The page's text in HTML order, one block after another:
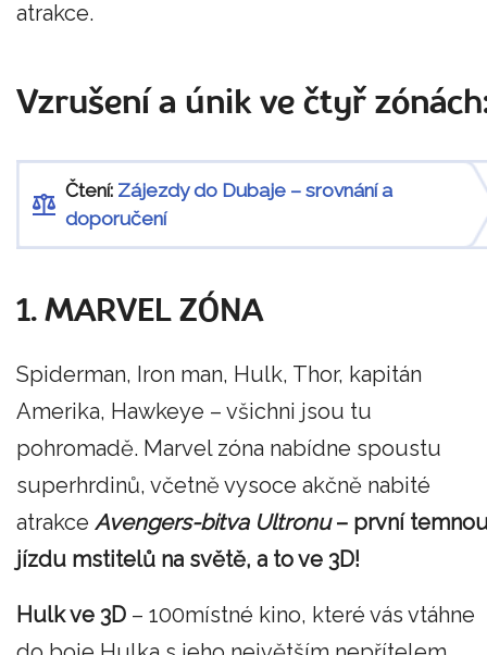
atrakce.
Vzrušení a únik ve čtyř
Čtení: Zájezdy do Dubaje – srovnání a
doporučení
1. MARVEL ZÓNA
Spiderman, Iron man, Hulk, Thor, kapitán
Amerika, Hawkeye – všichni jsou tu
pohromadě. Marvel zóna nabídne spoustu
superhrdinů, včetně vysoce akčně nabité
atrakce Avengers-bitva Ultronu– první
jízdu mstitelů na světě, a to ve 3D!
Hulk ve 3D – 100místné kino, které vás vtáhne